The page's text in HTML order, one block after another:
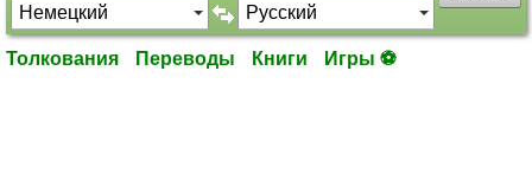
Толкования Переводы Книги Игры ⚽